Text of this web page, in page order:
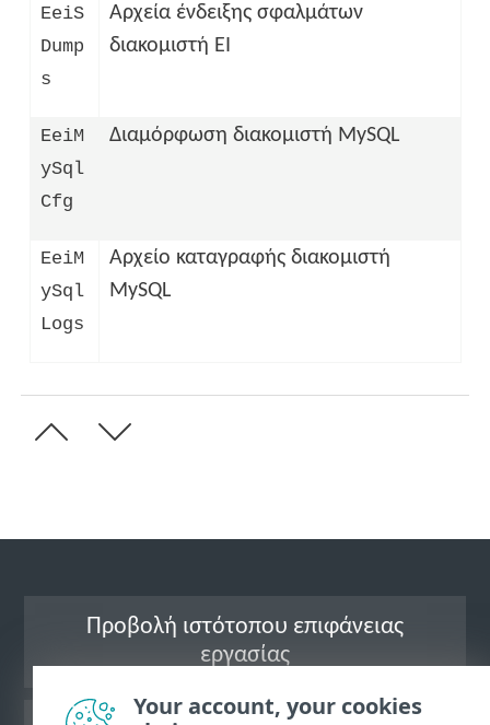
EeiS
Dump
s
Αρχεία ένδειξης σφαλμάτων
διακομιστή EI
EeiM
ySql
Cfg
Διαμόρφωση διακομιστή MySQL
EeiM
ySql
Logs
Αρχείο καταγραφής διακομιστή
MySQL
Προβολή ιστότοπου επιφάνειας
εργασίας
Your account, your cookies